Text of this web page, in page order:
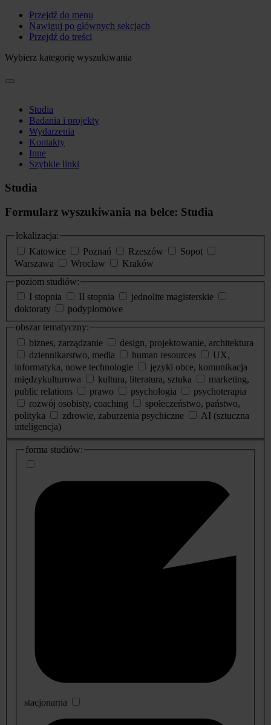
Przejdź do menu
Nawiguj po głównych sekcjach
Przejdź do treści
Wybierz kategorię wyszukiwania
Studia
Badania i projekty
Wydarzenia
Kontakty
Inne
Szybkie linki
Studia
Formularz wyszukiwania na belce: Studia
lokalizacja:
Katowice
Poznań Rzeszów
Sopot
Warszawa
Wrocław
Kraków
poziom studiów:
I stopnia
II stopnia
jednolite magisterskie
doktoraty
podyplomowe
obszar tematyczny:
biznes, zarządzanie
design, projektowanie, architektura
dziennikarstwo, media
human resources
UX,
informatyka, nowe technologie
języki obce, komunikacja
międzykulturowa
kultura, literatura, sztuka
marketing,
public relations
prawo psychologia
psychoterapia
rozwój osobisty, coaching
społeczeństwo, państwo,
polityka
zdrowie, zaburzenia psychiczne
AI (sztuczna
inteligencja)
dodatkowe
informacje
forma studiów:
stacjonarna